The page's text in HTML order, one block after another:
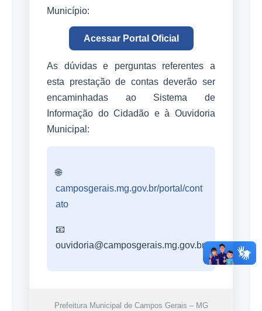
Município:
Acessar Portal Oficial
As dúvidas e perguntas referentes a
esta prestação de contas deverão ser
encaminhadas ao Sistema de
Informação do Cidadão e à Ouvidoria
Municipal:
🌐
camposgerais.mg.gov.br/portal/cont
ato
📧
ouvidoria@camposgerais.mg.gov.br
Prefeitura Municipal de Campos Gerais – MG